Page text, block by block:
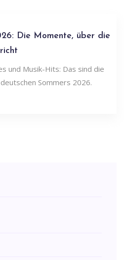
Die Momente, über die
und Musik-Hits: Das sind die
Sommers 2026.